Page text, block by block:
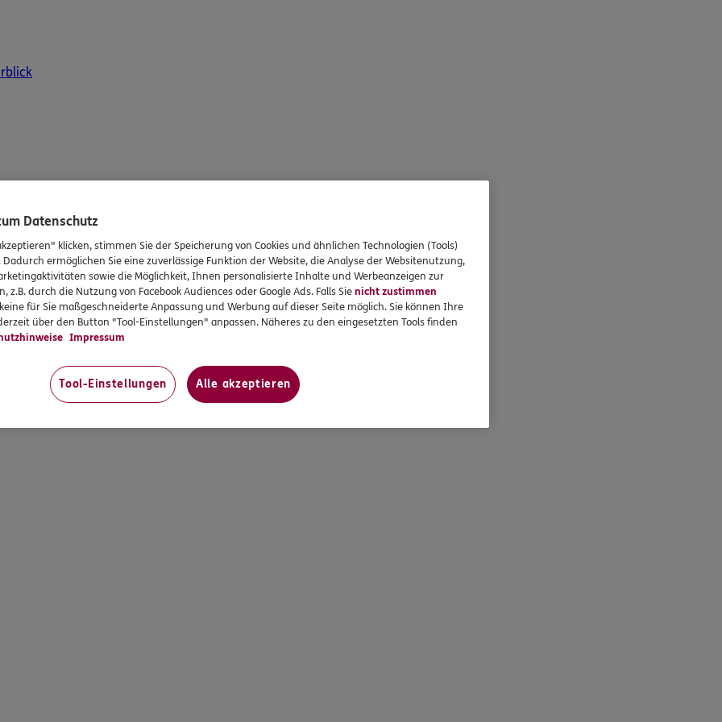
möglich.
Datenschutz
klicken, stimmen Sie der Speicherung von Cookies und ähnlichen Technologien (Tools)
ermöglichen Sie eine zuverlässige Funktion der Website, die Analyse der Websitenutzung,
sowie die Möglichkeit, Ihnen personalisierte Inhalte und Werbeanzeigen zur
z.B. durch die Nutzung von Facebook Audiences oder Google Ads. Falls Sienicht zustimmen
für Sie maßgeschneiderte Anpassung und Werbung auf dieser Seite möglich. Sie können Ihre
über den Button "Tool-Einstellungen" anpassen. Näheres zu den eingesetzten Tools finden
Impressum
Tool-Einstellungen Alle akzeptieren